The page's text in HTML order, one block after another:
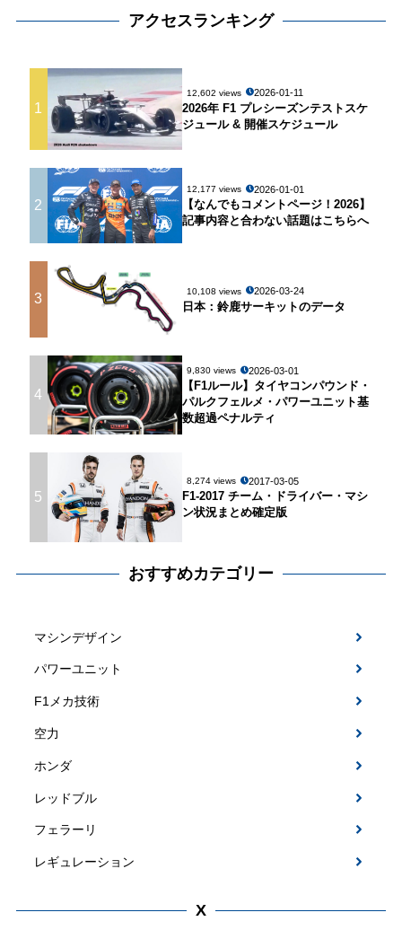
アクセスランキング
1
12,602 views 2026-01-11
2026年 F1 プレシーズンテストスケ
ジュール & 開催スケジュール
2
12,177 views 2026-01-01
【なんでもコメントページ！2026】
記事内容と合わない話題はこちらへ
3 10,108 views 2026-03-24
日本：鈴鹿サーキットのデータ
4
9,830 views 2026-03-01
【F1ルール】タイヤコンパウンド・
パルクフェルメ・パワーユニット基
数超過ペナルティ
5
8,274 views 2017-03-05
F1-2017 チーム・ドライバー・マシ
ン状況まとめ確定版
おすすめカテゴリー
マシンデザイン
パワーユニット
F1メカ技術
空力
ホンダ
レッドブル
フェラーリ
レギュレーション
X